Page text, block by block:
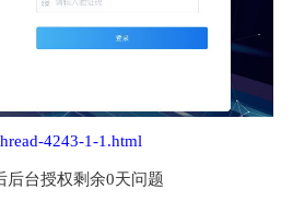
4243-1-1.html
后台授权剩余0天问题